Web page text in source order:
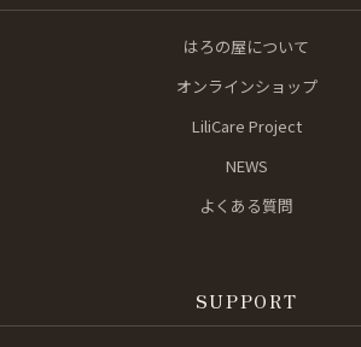
はろの屋について
オンラインショップ
LiliCare Project
NEWS
よくある質問
SUPPORT